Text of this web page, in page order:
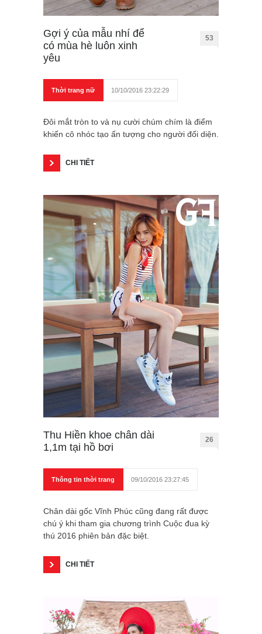
Gợi ý của mẫu nhí để
có mùa hè luôn xinh
yêu
53
Thời trang nữ 10/10/2016 23:22:29
Đôi mắt tròn to và nụ cười chúm chím là điểm
khiến cô nhóc tạo ấn tượng cho người đối diện.
CHI TIẾT
Thu Hiền khoe chân dài
1,1m tại hồ bơi
26
Thông tin thời trang 09/10/2016 23:27:45
Chân dài gốc Vĩnh Phúc cũng đang rất được
chú ý khi tham gia chương trình Cuộc đua kỳ
thú 2016 phiên bản đặc biệt.
CHI TIẾT